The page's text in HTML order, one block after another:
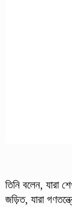
তিনি বলেন, যারা
জড়িত, যারা